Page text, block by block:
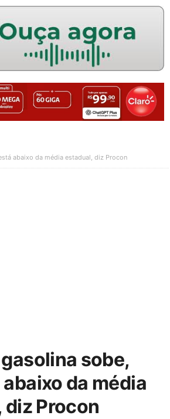
abaixo da média estadual, diz Procon
sobe,
da média
Procon